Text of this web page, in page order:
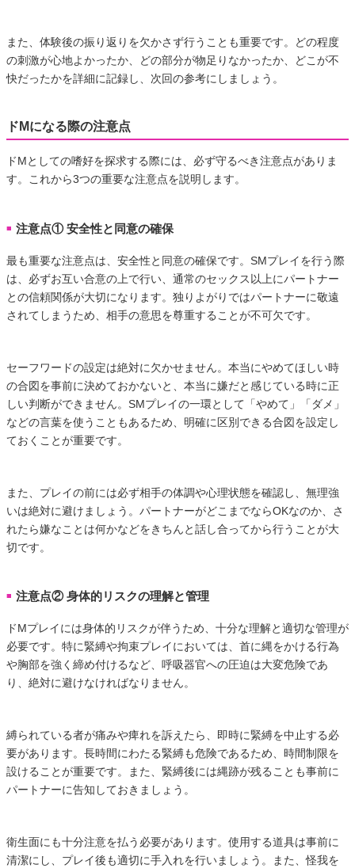
また、体験後の振り返りを欠かさず行うことも重要です。どの程度
の刺激が心地よかったか、どの部分が物足りなかったか、どこが不
快だったかを詳細に記録し、次回の参考にしましょう。
ドMになる際の注意点
ドMとしての嗜好を探求する際には、必ず守るべき注意点がありま
す。これから3つの重要な注意点を説明します。
■ 注意点① 安全性と同意の確保
最も重要な注意点は、安全性と同意の確保です。SMプレイを行う際
は、必ずお互い合意の上で行い、通常のセックス以上にパートナー
との信頼関係が大切になります。独りよがりではパートナーに敬遠
されてしまうため、相手の意思を尊重することが不可欠です。
セーフワードの設定は絶対に欠かせません。本当にやめてほしい時
の合図を事前に決めておかないと、本当に嫌だと感じている時に正
しい判断ができません。SMプレイの一環として「やめて」「ダメ」
などの言葉を使うこともあるため、明確に区別できる合図を設定し
ておくことが重要です。
また、プレイの前には必ず相手の体調や心理状態を確認し、無理強
いは絶対に避けましょう。パートナーがどこまでならOKなのか、さ
れたら嫌なことは何かなどをきちんと話し合ってから行うことが大
切です。
■ 注意点② 身体的リスクの理解と管理
ドMプレイには身体的リスクが伴うため、十分な理解と適切な管理が
必要です。特に緊縛や拘束プレイにおいては、首に縄をかける行為
や胸部を強く締め付けるなど、呼吸器官への圧迫は大変危険であ
り、絶対に避けなければなりません。
縛られている者が痛みや痺れを訴えたら、即時に緊縛を中止する必
要があります。長時間にわたる緊縛も危険であるため、時間制限を
設けることが重要です。また、緊縛後には縄跡が残ることも事前に
パートナーに告知しておきましょう。
衛生面にも十分注意を払う必要があります。使用する道具は事前に
清潔にし、プレイ後も適切に手入れを行いましょう。また、怪我を